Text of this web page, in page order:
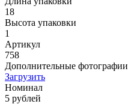
18
Высота упаковки
1
Артикул
758
Дополнительные фотографии
Загрузить
Номинал
5 рублей